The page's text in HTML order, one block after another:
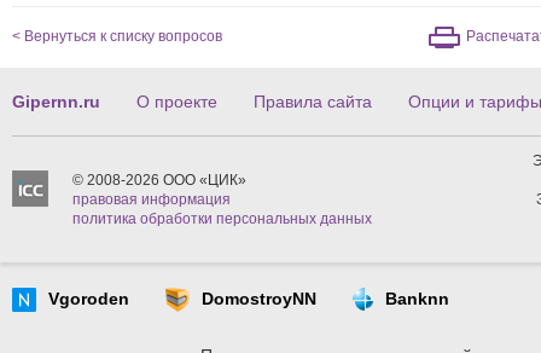
< Вернуться к списку вопросов
Gipernn.ru О проекте Правила сайта Опции и тарифы
© 2008-2026 ООО «ЦИК»
правовая информация
политика обработки персональных данных
Vgoroden DomostroyNN Banknn